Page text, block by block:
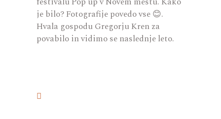
je bilo? Fotografije povedo vse 😊.
Hvala gospodu Gregorju Kren za
povabilo in vidimo se naslednje leto.